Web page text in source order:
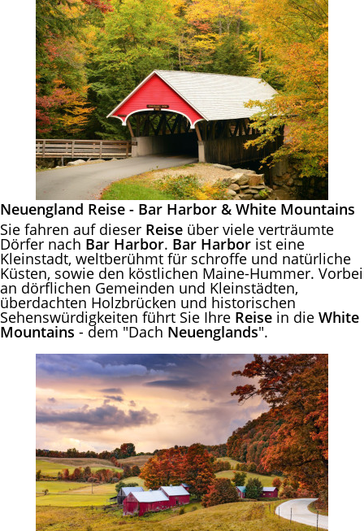
Neuengland Reise - Bar Harbor & White Mountains
Sie fahren auf dieser Reise über viele verträumte
Dörfer nach Bar Harbor. Bar Harbor ist eine
Kleinstadt, weltberühmt für schroffe und natürliche
Küsten, sowie den köstlichen Maine-Hummer. Vorbei
an dörflichen Gemeinden und Kleinstädten,
überdachten Holzbrücken und historischen
Sehenswürdigkeiten führt Sie Ihre Reise in die White
Mountains - dem "Dach Neuenglands".